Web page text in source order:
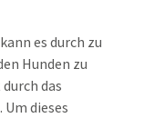
es durch zu
Hunden zu
das
dieses